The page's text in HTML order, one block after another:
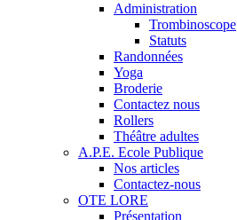
Administration
Trombinoscope
Statuts
Randonnées
Yoga
Broderie
Contactez nous
Rollers
Théâtre adultes
A.P.E. Ecole Publique
Nos articles
Contactez-nous
OTE LORE
Présentation